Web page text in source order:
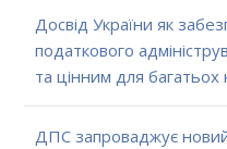
Досвід України як
податкового
та цінним для багатьох
ДПС запроваджує